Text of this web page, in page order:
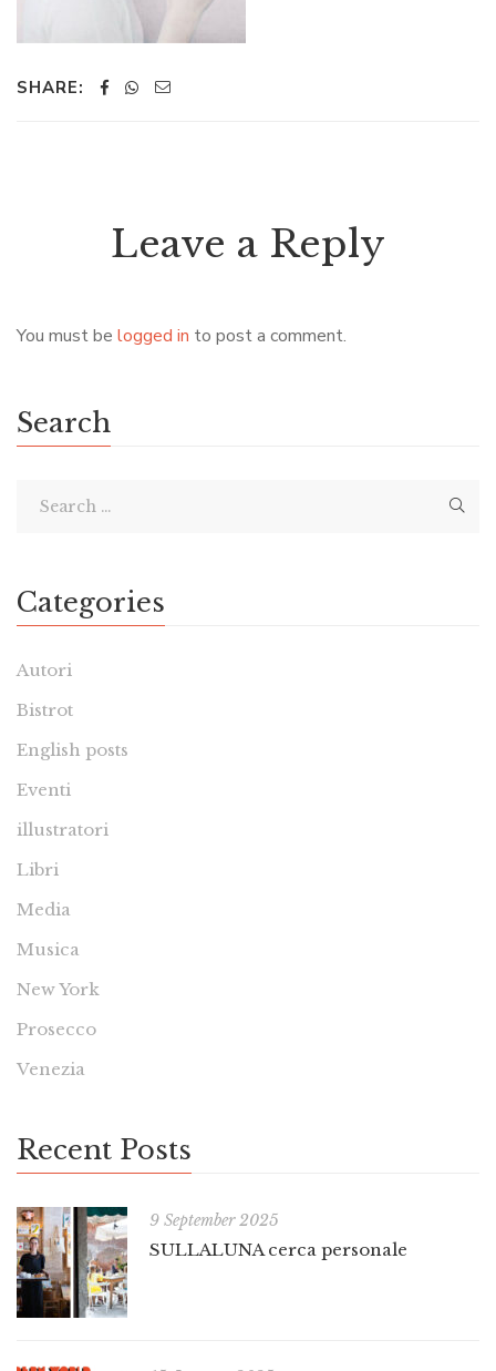
SHARE:
Leave a Reply
You must be logged in to post a comment.
Search
Categories
Autori
Bistrot
English posts
Eventi
illustratori
Libri
Media
Musica
New York
Prosecco
Venezia
Recent Posts
9 September 2025
SULLALUNA cerca personale